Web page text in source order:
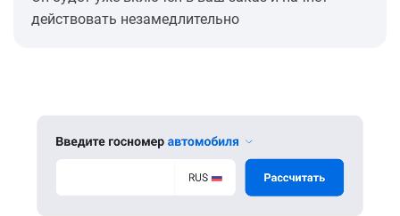
действовать незамедлительно